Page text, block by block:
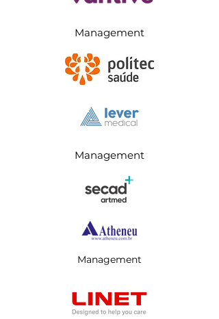
Management
Management
Management